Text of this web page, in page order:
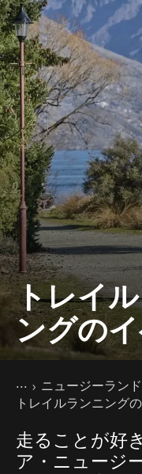
トレイ
ングの
現在のページ
ホーム
ニュージーラン
トレイルランニング
走ることが好
ア・ニュージ